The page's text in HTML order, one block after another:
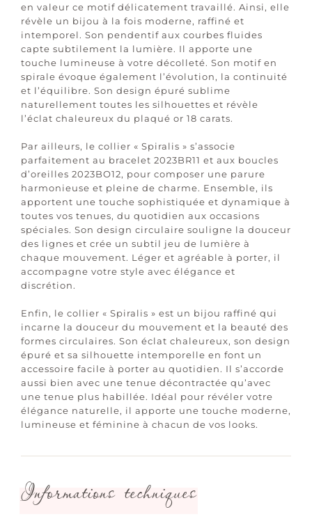
en valeur ce motif délicatement travaillé. Ainsi, elle
révèle un bijou à la fois moderne, raffiné et
intemporel. Son pendentif aux courbes fluides
capte subtilement la lumière. Il apporte une
touche lumineuse à votre décolleté. Son motif en
spirale évoque également l’évolution, la continuité
et l’équilibre. Son design épuré sublime
naturellement toutes les silhouettes et révèle
l’éclat chaleureux du plaqué or 18 carats.
Par ailleurs, le collier « Spiralis » s’associe
parfaitement au bracelet 2023BR11 et aux boucles
d’oreilles 2023BO12, pour composer une parure
harmonieuse et pleine de charme. Ensemble, ils
apportent une touche sophistiquée et dynamique à
toutes vos tenues, du quotidien aux occasions
spéciales. Son design circulaire souligne la douceur
des lignes et crée un subtil jeu de lumière à
chaque mouvement. Léger et agréable à porter, il
accompagne votre style avec élégance et
discrétion.
Enfin, le collier « Spiralis » est un bijou raffiné qui
incarne la douceur du mouvement et la beauté des
formes circulaires. Son éclat chaleureux, son design
épuré et sa silhouette intemporelle en font un
accessoire facile à porter au quotidien. Il s’accorde
aussi bien avec une tenue décontractée qu’avec
une tenue plus habillée. Idéal pour révéler votre
élégance naturelle, il apporte une touche moderne,
lumineuse et féminine à chacun de vos looks.
Informations techniques